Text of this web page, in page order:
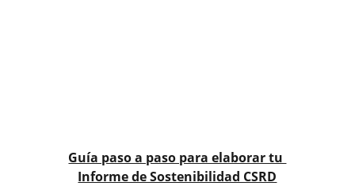
Guía paso a paso para elaborar tu
Informe de Sostenibilidad CSRD